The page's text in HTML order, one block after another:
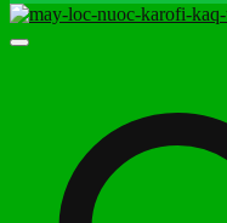
là:
tại